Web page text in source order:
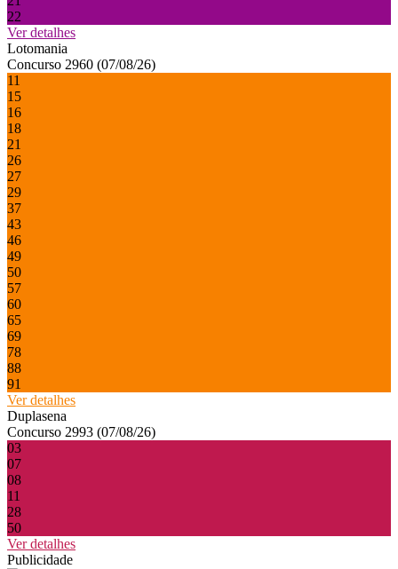
22
Ver detalhes
Lotomania
Concurso 2960 (07/08/26)
11
15
16
18
21
26
27
29
37
43
46
49
50
57
60
65
69
78
88
91
Ver detalhes
Duplasena
Concurso 2993 (07/08/26)
03
07
08
11
28
50
Ver detalhes
Publicidade